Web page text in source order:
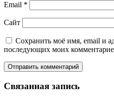
Email *
Сайт
Сохранить моё имя, email и
последующих моих
Связанная запись